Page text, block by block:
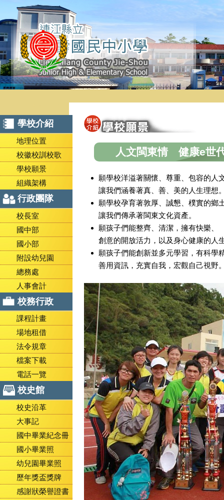
學校介紹
地理位置
校徽校訓校歌
學校願景
組織架構
行政團隊
校長室
國中部
國小部
附設幼兒園
總務處
人事會計
校務行政
課程計畫
場地租借
法令規章
檔案下載
電話一覽
校史館
校史沿革
大事記
國中畢業紀念冊
國小畢業照
幼兒園畢業照
歷年獎盃獎牌
感謝狀榮譽證書
人文閩東情 健康e世
願學校洋溢著關懷、尊重、包容的人
讓我們涵養著真、善、美的人生理想
願學校孕育著敦厚、誠懇、樸實的鄉
讓我們傳承著閩東文化資產。
願孩子們能整齊、清潔，擁有快樂、
創意的開放活力，以及身心健康的人
願孩子們能創新並多元學習，有科學
善用資訊，充實自我，宏觀自己視野